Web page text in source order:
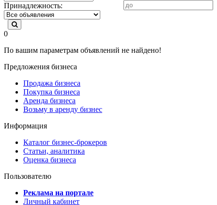
Принадлежность:
0
По вашим параметрам объявлений не найдено!
Предложения бизнеса
Продажа бизнеса
Покупка бизнеса
Аренда бизнеса
Возьму в аренду бизнес
Информация
Каталог бизнес-брокеров
Статьи, аналитика
Оценка бизнеса
Пользователю
Реклама на портале
Личный кабинет